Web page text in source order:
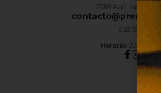
35118 Agüimes, Las
928 754 363
Horario: 07:00h a